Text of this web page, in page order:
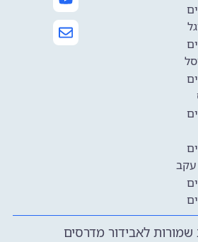
עקב
שמורות לאבידור מדרסים